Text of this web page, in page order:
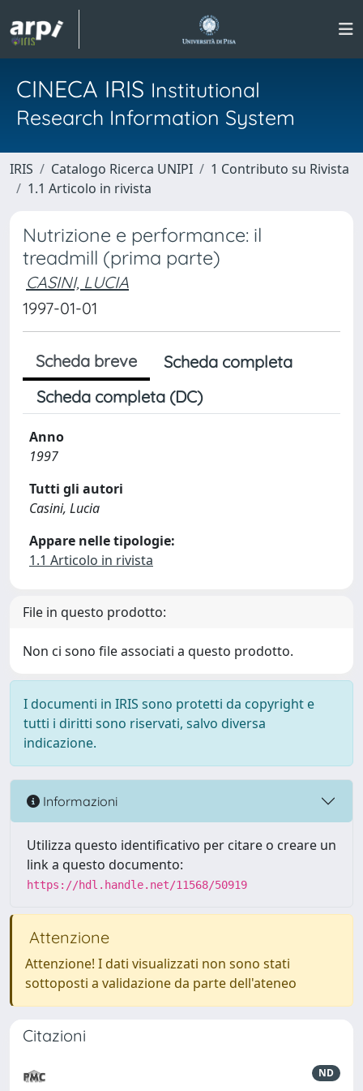
CINECA IRIS Institutional
Research Information System
IRIS Catalogo Ricerca UNIPI
1 Contributo su Rivista
1.1 Articolo in rivista
Nutrizione e performance: il
treadmill (prima parte)
CASINI, LUCIA
1997-01-01
Scheda breve
Scheda completa
Scheda completa (DC)
Anno
1997
Tutti gli autori
Casini, Lucia
Appare nelle tipologie:
1.1 Articolo in rivista
File in questo prodotto:
Non ci sono file associati a questo prodotto.
I documenti in IRIS sono protetti da copyright e
tutti i diritti sono riservati, salvo diversa
indicazione.
Informazioni
Utilizza questo identificativo per citare o creare un
link a questo documento:
https://hdl.handle.net/11568/50919
Attenzione
Attenzione! I dati visualizzati non sono stati
sottoposti a validazione da parte dell'ateneo
Citazioni
ND